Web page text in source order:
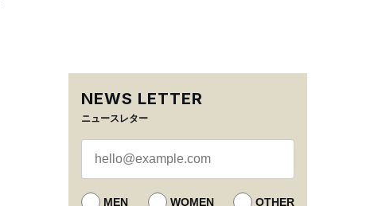
NEWS LETTER
ニュースレター
MEN WOMEN OTHER